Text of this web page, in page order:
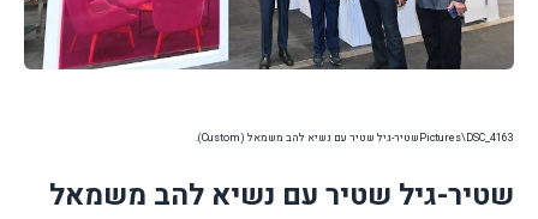
Pictures\DSC_4163שטיר-גיל שטיר עם נשיא להב משמאל (Custom).
שטיר-גיל שטיר עם נשיא להב משמאל